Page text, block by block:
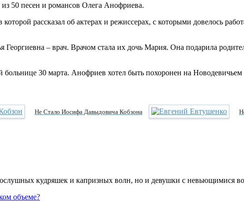
50 песен и романсов Олега Анофриева.
рассказал об актерах и режиссерах, с которыми довелось
– врач. Врачом стала их дочь Мария. Она подарила
30 марта. Анофриев хотел быть похоронен на Новодевичьем
Не Стало Иосифа Давыдовича Кобзона
кудряшек и капризных волн, но и девушки с невьющимися